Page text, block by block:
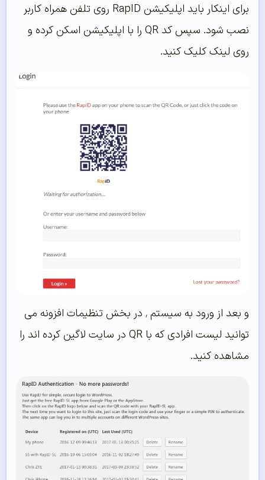
برای اینکار باید اپلیکیشن RapID روی تلفن همراه کاربر
نصب شود. سپس کد QR را با اپلیکیشن اسکن کرده و
روی لینک کلیک کنید.
و بعد از ورود به سیستم ٬ در بخش تنظیمات افزونه می
توانید لیست افرادی که با QR در سایت لاگین کرده اند را
مشاهده کنید.